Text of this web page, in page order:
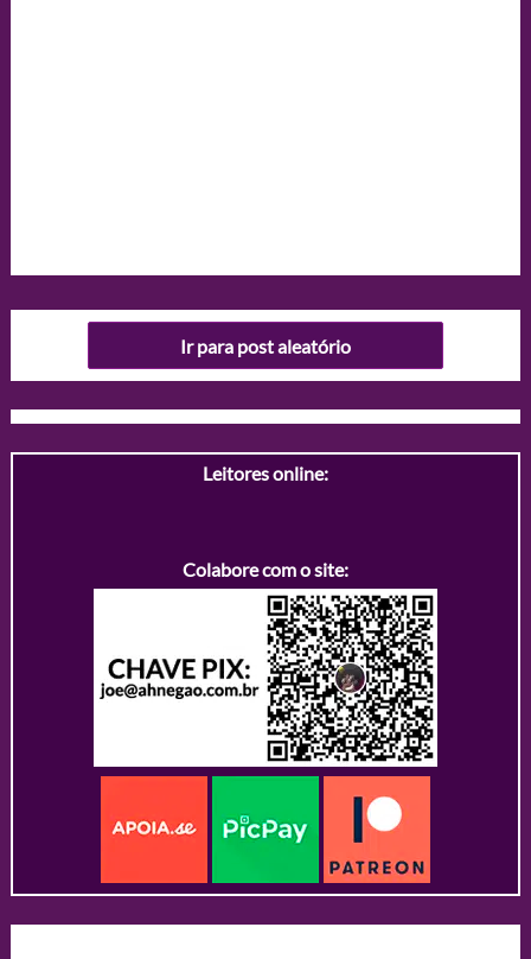
Ir para post aleatório
Leitores online:
Colabore com o site: